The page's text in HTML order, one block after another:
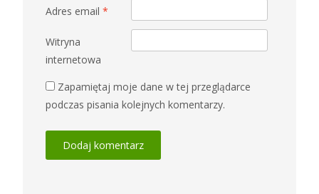
Adres email *
Witryna
internetowa
Zapamiętaj moje dane w tej przeglądarce
podczas pisania kolejnych komentarzy.